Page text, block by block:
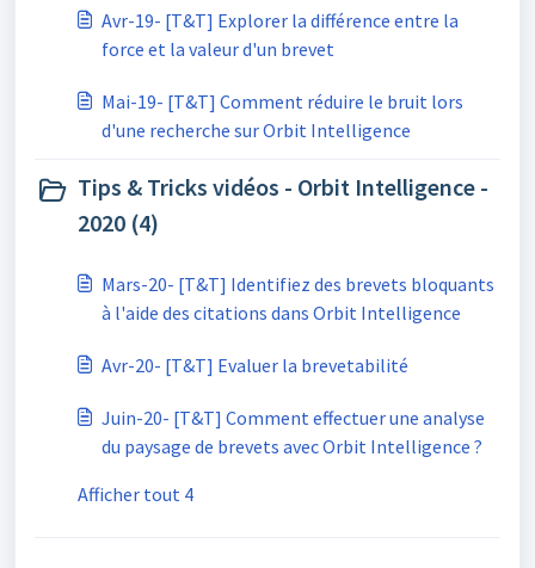
Avr-19- [T&T] Explorer la différence entre la
force et la valeur d'un brevet
Mai-19- [T&T] Comment réduire le bruit lors
d'une recherche sur Orbit Intelligence
Tips & Tricks vidéos - Orbit Intelligence -
2020 (4)
Mars-20- [T&T] Identifiez des brevets bloquants
à l'aide des citations dans Orbit Intelligence
Avr-20- [T&T] Evaluer la brevetabilité
Juin-20- [T&T] Comment effectuer une analyse
du paysage de brevets avec Orbit Intelligence ?
Afficher tout 4